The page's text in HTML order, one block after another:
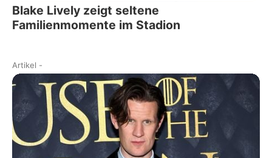
Blake Lively zeigt seltene
Familienmomente im Stadion
Artikel -